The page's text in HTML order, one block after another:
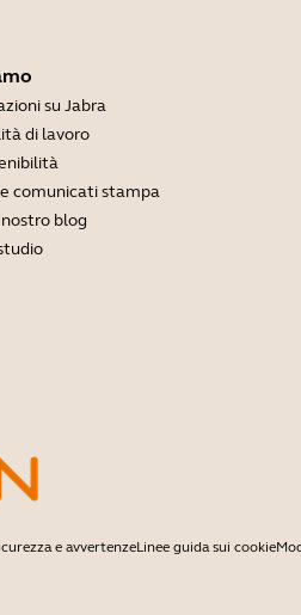
su Jabra
di lavoro
comunicati stampa
blog
e avvertenzeLinee guida sui cookie